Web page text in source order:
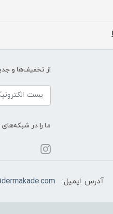
از تخفیف‌ها و
ما را در
آدرس ایمیل: